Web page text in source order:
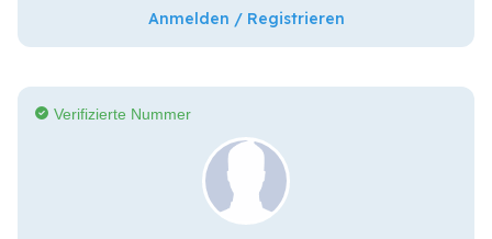
Anmelden / Registrieren
Verifizierte Nummer